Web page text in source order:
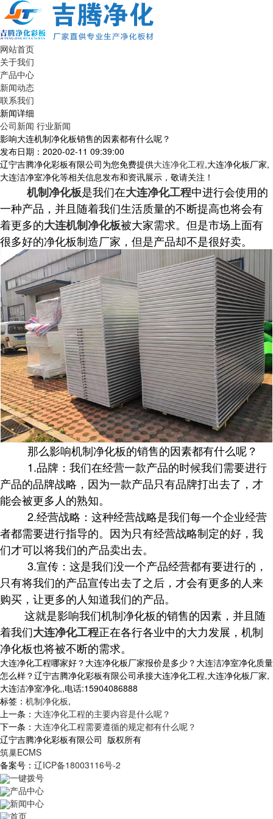
网站首页
关于我们
产品中心
新闻动态
联系我们
新闻详细
公司新闻 行业新闻
影响大连机制净化板销售的因素都有什么呢？
发布日期：2020-02-11 09:39:00
辽宁吉腾净化彩板有限公司为您免费提供大连净化工程,大连净化板厂家,
大连洁净室净化等相关信息发布和资讯展示，敬请关注！
机制净化板是我们在大连净化工程中进行会使用的
一种产品，并且随着我们生活质量的不断提高也将会有
着更多的大连机制净化板被大家需求。但是市场上面有
很多好的净化板制造厂家，但是产品却不是很好卖。
那么影响机制净化板的销售的因素都有什么呢？
1.品牌：我们在经营一款产品的时候我们需要进行
产品的品牌战略，因为一款产品只有品牌打出去了，才
能会被更多人的熟知。
2.经营战略：这种经营战略是我们每一个企业经营
者都需要进行指导的。因为只有经营战略制定的好，我
们才可以将我们的产品卖出去。
3.宣传：这是我们没一个产品经营都有要进行的，
只有将我们的产品宣传出去了之后，才会有更多的人来
购买，让更多的人知道我们的产品。
这就是影响我们机制净化板的销售的因素，并且随
着我们大连净化工程正在各行各业中的大力发展，机制
净化板也将被不断的需求。
大连净化工程哪家好？大连净化板厂家报价是多少？大连洁净室净化质量
怎么样？辽宁吉腾净化彩板有限公司承接大连净化工程,大连净化板厂家,
大连洁净室净化,,电话:15904086888
标签： 机制净化板,
上一条： 大连净化工程的主要内容是什么呢？
下一条： 大连净化工程需要遵循的规定都有什么呢？
辽宁吉腾净化彩板有限公司 版权所有
筑巢ECMS
备案号： 辽ICP备18003116号-2
一键拨号
产品中心
新闻中心
首页